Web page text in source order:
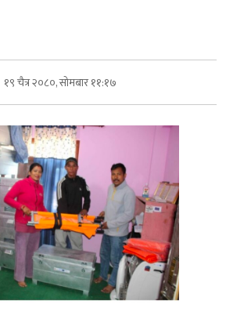
१९ चैत्र २०८०, सोमबार ११:१७